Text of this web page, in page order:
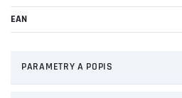
EAN
PARAMETRY A POPIS